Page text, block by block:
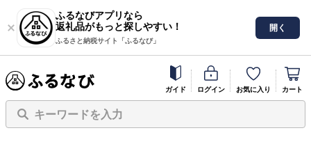
ふるなびアプリなら
返礼品がもっと探しやすい！
ふるさと納税サイト「ふるなび」
開く
ガイド ログイン お気に入り カート
キーワードを入力